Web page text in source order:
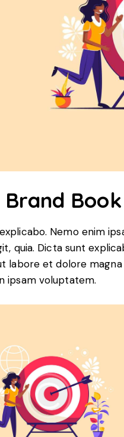
Brand Book
Nemo enim
quia. Dicta sunt
labore et dolore
ipsam voluptatem.